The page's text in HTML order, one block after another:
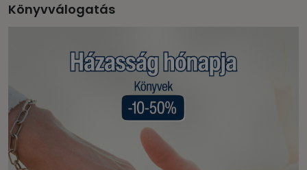
Könyvválogatás